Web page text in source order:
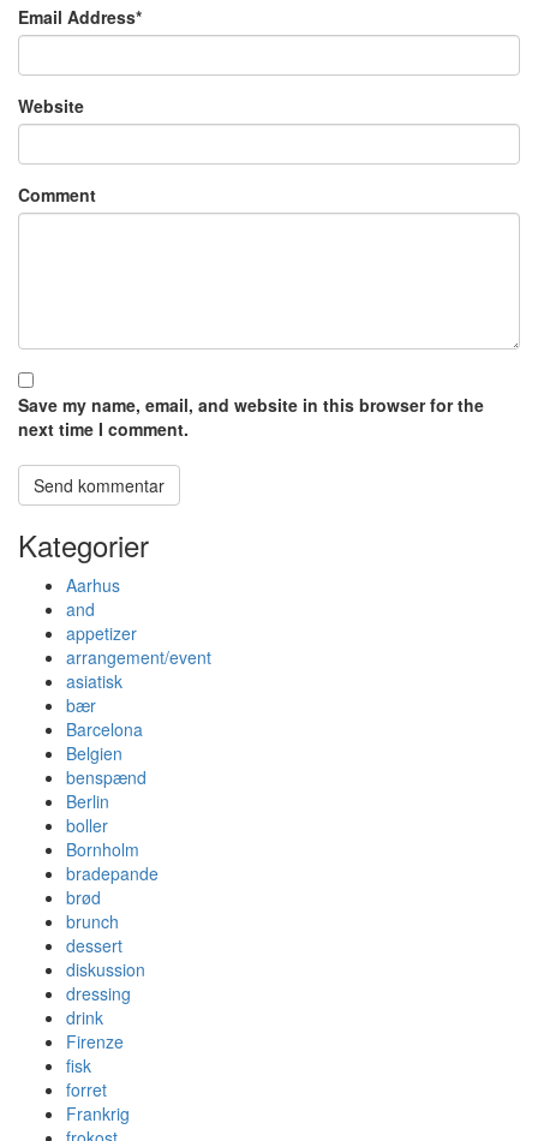
Email Address*
Website
Comment
Save my name, email, and website in this browser for the
next time I comment.
Kategorier
Aarhus
and
appetizer
arrangement/event
asiatisk
bær
Barcelona
Belgien
benspænd
Berlin
boller
Bornholm
bradepande
brød
brunch
dessert
diskussion
dressing
drink
Firenze
fisk
forret
Frankrig